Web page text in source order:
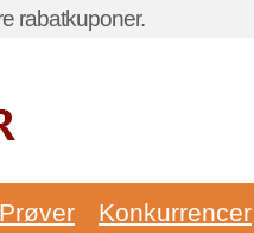
rabatkuponer.
Prøver Konkurrencer